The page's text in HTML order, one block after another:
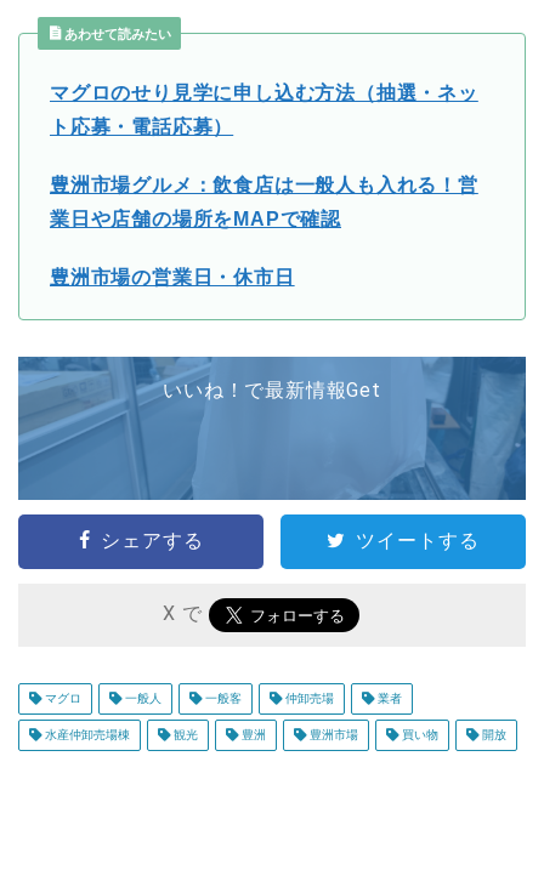
あわせて読みたい
マグロのせり見学に申し込む方法（抽選・ネッ
ト応募・電話応募）
豊洲市場グルメ：飲食店は一般人も入れる！営
業日や店舗の場所をMAPで確認
豊洲市場の営業日・休市日
いいね！で最新情報Get
シェアする ツイートする
X で
マグロ 一般人 一般客 仲卸売場 業者
水産仲卸売場棟 観光 豊洲 豊洲市場 買い物 開放